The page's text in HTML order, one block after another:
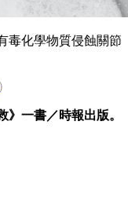
毒化學物質侵蝕關節
》一書／時報出版。